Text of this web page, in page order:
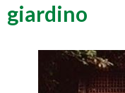
giardino